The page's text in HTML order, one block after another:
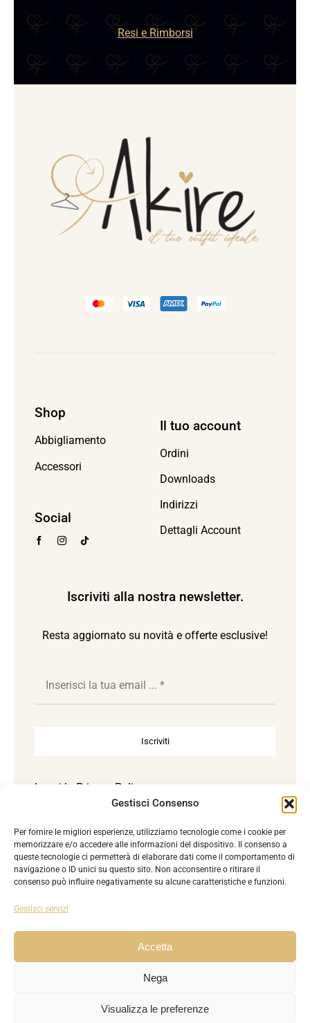
Gestisci Consenso
Per fornire le migliori esperienze, utilizziamo tecnologie come i cookie per
memorizzare e/o accedere alle informazioni del dispositivo. Il consenso a
queste tecnologie ci permetterà di elaborare dati come il comportamento di
navigazione o ID unici su questo sito. Non acconsentire o ritirare il
consenso può influire negativamente su alcune caratteristiche e funzioni.
Gestisci servizi
Accetta
Nega
Visualizza le preferenze
Resi e Rimborsi
Shop
Abbigliamento
Accessori
Social
Il tuo account
Ordini
Downloads
Indirizzi
Dettagli Account
Iscriviti alla nostra newsletter.
Resta aggiornato su novità e offerte esclusive!
Iscriviti
Leggi la Privacy Policy
Accetto la Privacy Policy. Reg. UE 2016/679.
Rights Reserved | Powered by